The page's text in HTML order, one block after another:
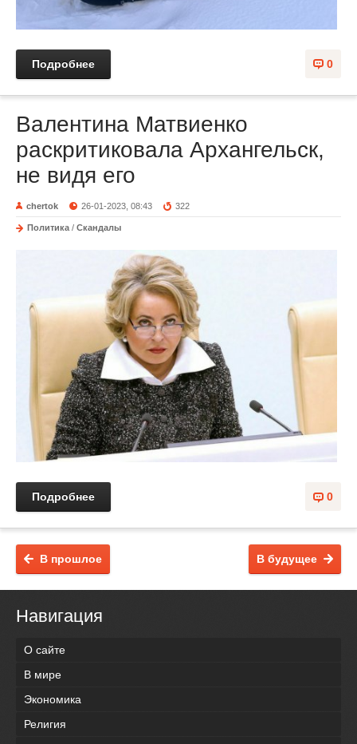
0
Подробнее
Валентина Матвиенко
раскритиковала Архангельск,
не видя его
chertok 26-01-2023, 08:43 322
Политика / Скандалы
0
Подробнее
В будущее
В прошлое
Навигация
О сайте
В мире
Экономика
Религия